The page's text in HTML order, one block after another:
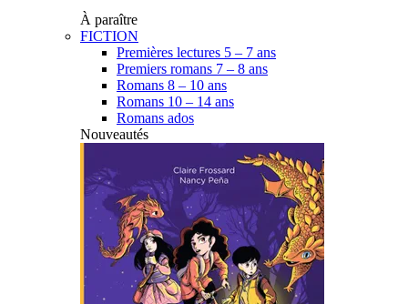
À paraître
FICTION
Premières lectures 5 – 7 ans
Premiers romans 7 – 8 ans
Romans 8 – 10 ans
Romans 10 – 14 ans
Romans ados
Nouveautés